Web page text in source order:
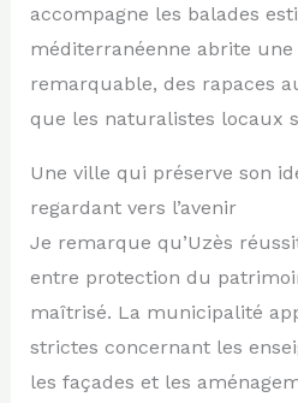
accompagne les balades
méditerranéenne abrite une
remarquable, des rapaces
que les naturalistes locaux
Une ville qui préserve son
regardant vers l’avenir
Je remarque qu’Uzès
entre protection du
maîtrisé. La municipalité
strictes concernant les
les façades et les